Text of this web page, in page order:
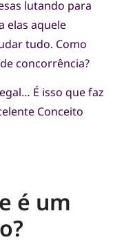
lutando para
elas aquele
tudo. Como
concorrência?
É isso que faz
Conceito
é um